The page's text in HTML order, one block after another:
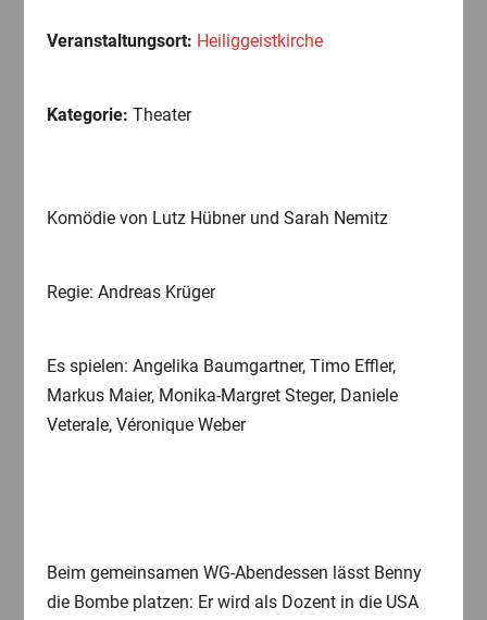
Veranstaltungsort: Heiliggeistkirche
Kategorie: Theater
Komödie von Lutz Hübner und Sarah Nemitz
Regie: Andreas Krüger
Es spielen: Angelika Baumgartner, Timo Effler,
Markus Maier, Monika-Margret Steger, Daniele
Veterale, Véronique Weber
Beim gemeinsamen WG-Abendessen lässt Benny
die Bombe platzen: Er wird als Dozent in die USA